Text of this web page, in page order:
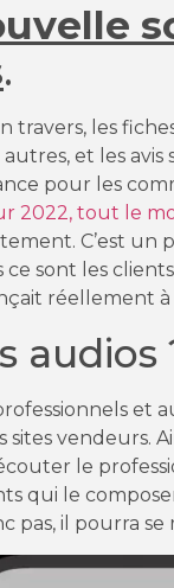
.
travers, les
et les avis
pour les
2022, tout le
C’est
sont les clients
réellement
audios
et
vendeurs.
le
qui le
pas, il pourra